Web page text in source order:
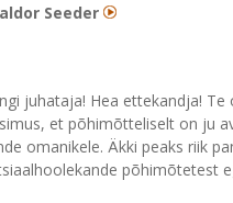
Seeder
juhataja! Hea ettekandja!
et põhimõtteliselt on ju
omanikele. Äkki peaks riik
põhimõtetest